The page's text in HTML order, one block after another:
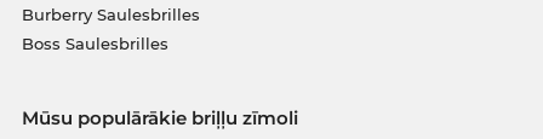
Burberry Saulesbrilles
Boss Saulesbrilles
Mūsu populārākie briļļu zīmoli